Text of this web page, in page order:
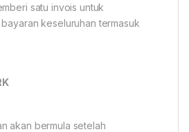
satu invois untuk
keseluruhan termasuk
akan bermula setelah